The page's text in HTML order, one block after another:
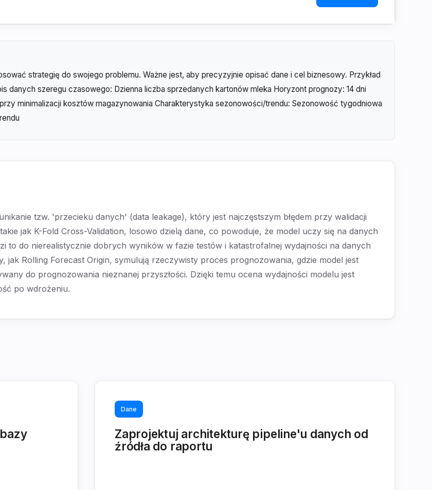
strategię do swojego problemu. Ważne jest, aby precyzyjnie opisać dane i cel biznesowy. Przykład
danych szeregu czasowego: Dzienna liczba sprzedanych kartonów mleka Horyzont prognozy: 14 dni
minimalizacji kosztów magazynowania Charakterystyka sezonowości/trendu: Sezonowość tygodniowa
tzw. 'przecieku danych' (data leakage), który jest najczęstszym błędem przy walidacji
jak K-Fold Cross-Validation, losowo dzielą dane, co powoduje, że model uczy się na danych
to do nierealistycznie dobrych wyników w fazie testów i katastrofalnej wydajności na danych
Rolling Forecast Origin, symulują rzeczywisty proces prognozowania, gdzie model jest
do prognozowania nieznanej przyszłości. Dzięki temu ocena wydajności modelu jest
po wdrożeniu.
Dane
Zaprojektuj architekturę pipeline'u danych od
źródła do raportu